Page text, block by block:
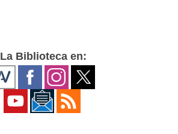
La Biblioteca en: